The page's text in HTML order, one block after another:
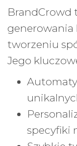
BrandCrowd
generowania
tworzeniu
Jego
specyfiki